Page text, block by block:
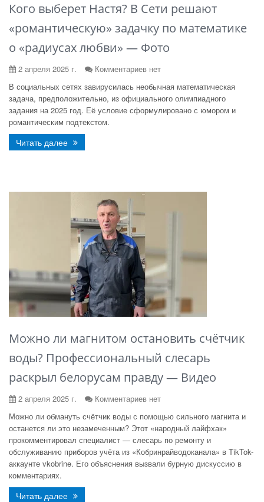
Кого выберет Настя? В Сети решают
«романтическую» задачку по математике
о «радиусах любви» — Фото
2 апреля 2025 г.
Комментариев нет
В социальных сетях завирусилась необычная математическая
задача, предположительно, из официального олимпиадного
задания на 2025 год. Её условие сформулировано с юмором и
романтическим подтекстом.
Читать далее
Можно ли магнитом остановить счётчик
воды? Профессиональный слесарь
раскрыл белорусам правду — Видео
2 апреля 2025 г.
Комментариев нет
Можно ли обмануть счётчик воды с помощью сильного магнита и
останется ли это незамеченным? Этот «народный лайфхак»
прокомментировал специалист — слесарь по ремонту и
обслуживанию приборов учёта из «Кобринрайводоканала» в TikTok-
аккаунте vkobrine. Его объяснения вызвали бурную дискуссию в
комментариях.
Читать далее